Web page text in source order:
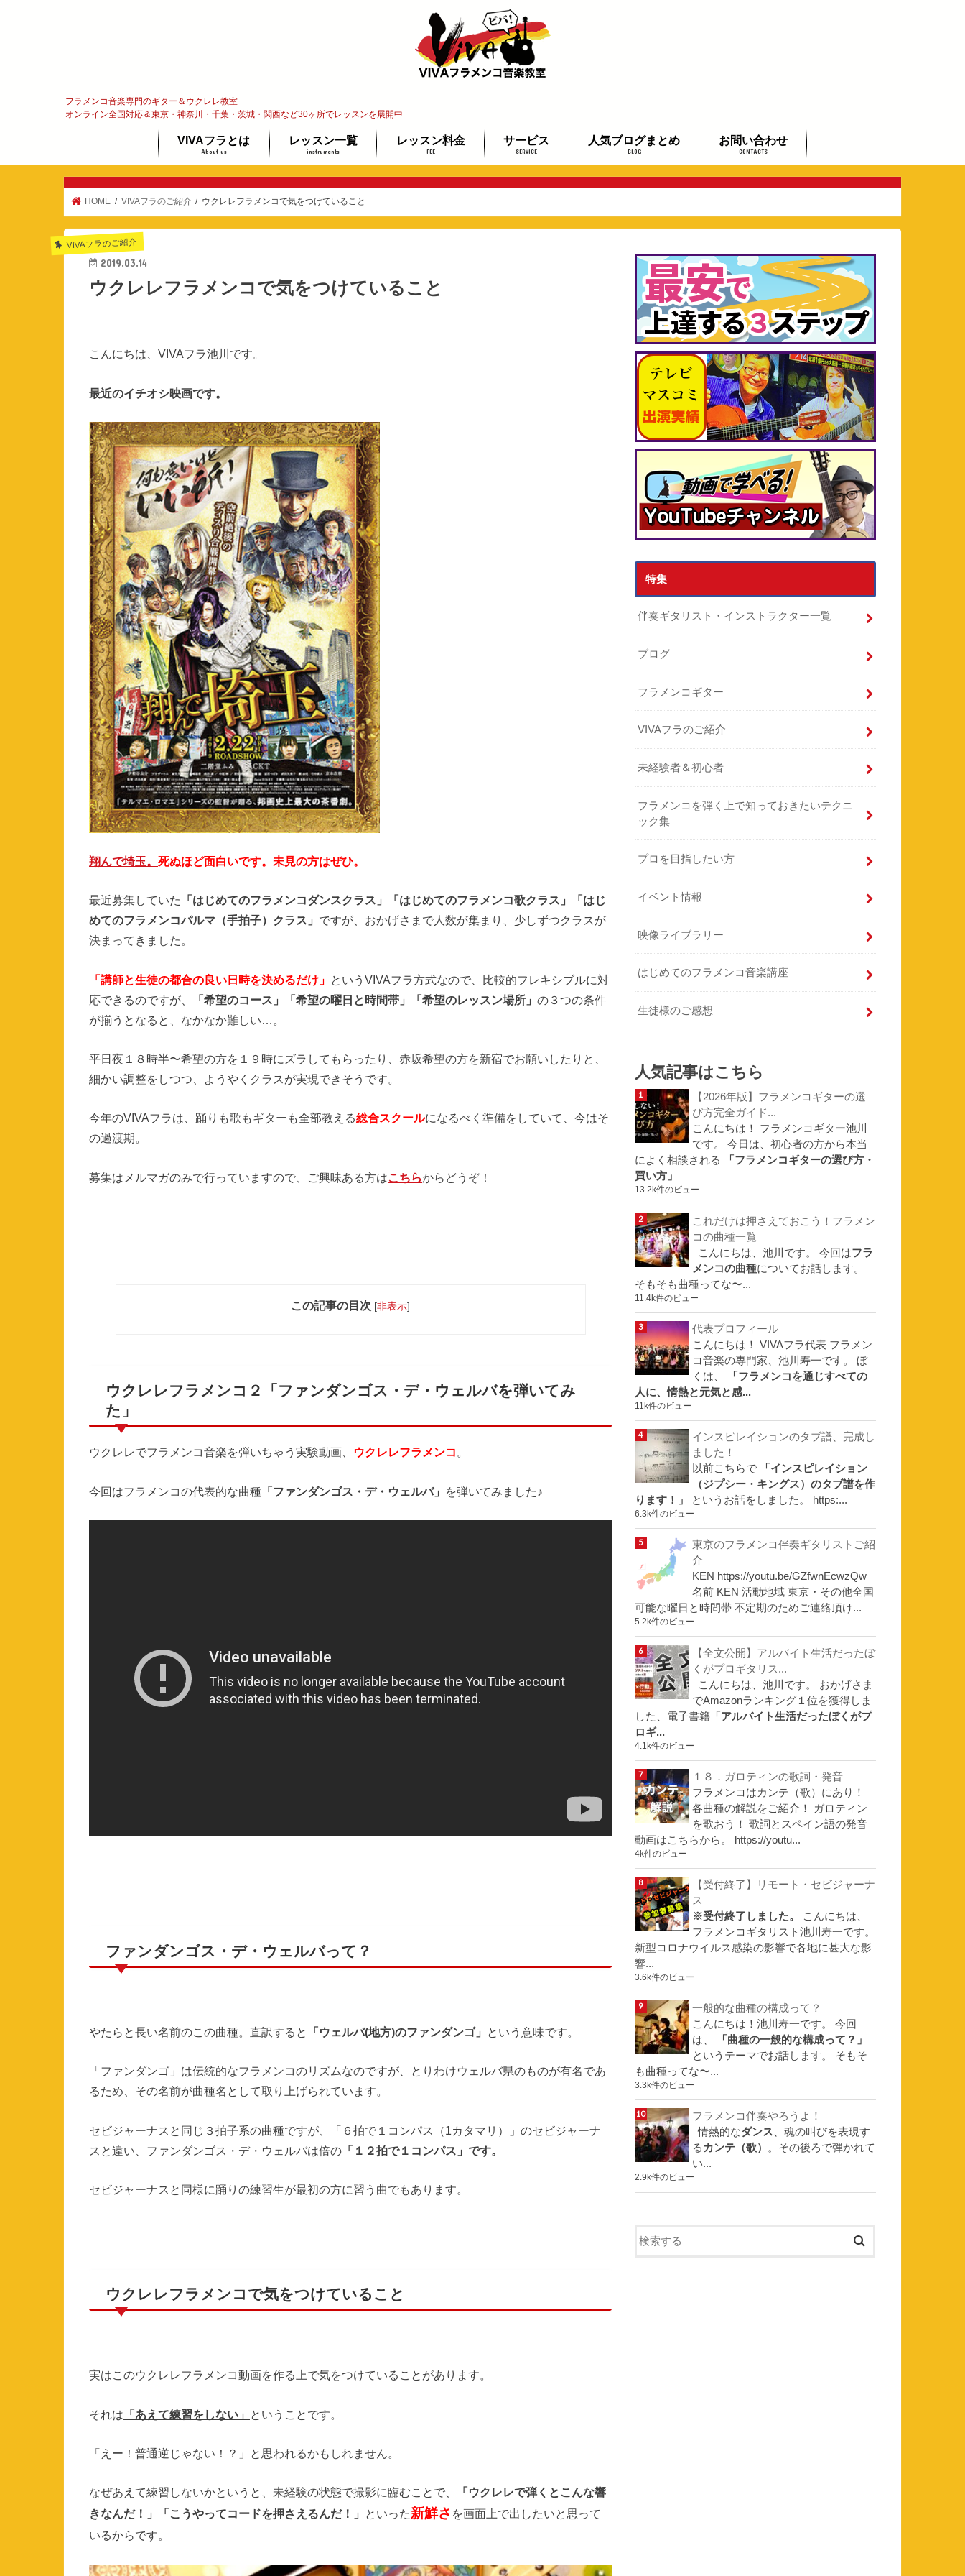
フラメンコ音楽専門のギター＆ウクレレ教室
オンライン全国対応＆東京・神奈川・千葉・茨城・関西など30ヶ所でレッスンを展開中
VIVAフラとは
About us
フラメンコってな〜に？
代表メッセージ
レッスン一覧
instruments
オンラインレッスン
ギター教室
ウクレレ教室
体験レッスン
レッスン料金
FEE
講師紹介
レッスン場所ご案内
サービス
SERVICE
イベント情報
教材ミュージアム
フラメンコギター検定
最安で上達する3ステップ
人気ブログまとめ
BLOG
未経験者＆初心者まとめ
ギター経験者まとめ
プロを目指したい方まとめ
お問い合わせ
CONTACTS
よくあるご質問
全国のギタリストご紹介
芸術鑑賞会承ります
動画で学べるフラメンコ入門
講座
HOME VIVAフラのご紹介 ウクレレフラメンコで気をつけていること
VIVAフラのご紹介
2019.03.14
ウクレレフラメンコで気をつけていること
こんにちは、VIVAフラ池川です。
最近のイチオシ映画です。
翔んで埼玉。 死ぬほど面白いです。未見の方はぜひ。
最近募集していた
「はじめてのフラメンコダンスクラス」「はじめてのフラメンコ歌クラス」「はじ
めてのフラメンコパルマ（手拍子）クラス」 ですが、おかげさまで人数が集まり、少しずつクラスが
決まってきました。
「講師と生徒の都合の良い日時を決めるだけ」 というVIVAフラ方式なので、比較的フレキシブルに対
応できるのですが、
「希望のコース」「希望の曜日と時間帯」「希望のレッスン場所」 の３つの条件
が揃うとなると、なかなか難しい…。
平日夜１８時半〜希望の方を１９時にズラしてもらったり、赤坂希望の方を新宿でお願いしたりと、
細かい調整をしつつ、ようやくクラスが実現できそうです。
今年のVIVAフラは、踊りも歌もギターも全部教える総合スクールになるべく準備をしていて、今はそ
の過渡期。
募集はメルマガのみで行っていますので、ご興味ある方はこちらからどうぞ！
この記事の目次 [非表示]
ウクレレフラメンコ２「ファンダンゴス・デ・ウェルバを弾いてみ
た」
ウクレレでフラメンコ音楽を弾いちゃう実験動画、 ウクレレフラメンコ 。
今回はフラメンコの代表的な曲種 「ファンダンゴス・デ・ウェルバ」 を弾いてみました♪
ファンダンゴス・デ・ウェルバって？
やたらと長い名前のこの曲種。直訳すると 「ウェルバ(地方)のファンダンゴ」 という意味です。
「ファンダンゴ」は伝統的なフラメンコのリズムなのですが、とりわけウェルバ県のものが有名であ
るため、その名前が曲種名として取り上げられています。
セビジャーナスと同じ３拍子系の曲種ですが、「６拍で１コンパス（1カタマリ）」のセビジャーナ
スと違い、ファンダンゴス・デ・ウェルバは倍の 「１２拍で１コンパス」です。
セビジャーナスと同様に踊りの練習生が最初の方に習う曲でもあります。
ウクレレフラメンコで気をつけていること
実はこのウクレレフラメンコ動画を作る上で気をつけていることがあります。
それは 「あえて練習をしない」 ということです。
「えー！普通逆じゃない！？」と思われるかもしれません。
なぜあえて練習しないかというと、未経験の状態で撮影に臨むことで、
「ウクレレで弾くとこんな響
きなんだ！」「こうやってコードを押さえるんだ！」
といった新鮮さ を画面上で出したいと思って
いるからです。
特集
伴奏ギタリスト・インストラクター一覧
ブログ
フラメンコギター
VIVAフラのご紹介
未経験者＆初心者
フラメンコを弾く上で知っておきたいテクニ
ック集
プロを目指したい方
イベント情報
映像ライブラリー
はじめてのフラメンコ音楽講座
生徒様のご感想
人気記事はこちら
【2026年版】フラメンコギターの選
び方完全ガイド...
こんにちは！ フラメンコギター池川
です。 今日は、初心者の方から本当
によく相談される
「フラメンコギターの選び方・
買い方」
13.2k件のビュー
これだけは押さえておこう！フラメン
コの曲種一覧
こんにちは、池川です。 今回はフラ
メンコの曲種についてお話します。
そもそも曲種ってな〜...
11.4k件のビュー
代表プロフィール
こんにちは！ VIVAフラ代表 フラメン
コ音楽の専門家、池川寿一です。 ぼ
くは、
「フラメンコを通じすべての
人に、情熱と元気と感...
11k件のビュー
インスピレイションのタブ譜、完成し
ました！
以前こちらで
「インスピレイション
（ジプシー・キングス）のタブ譜を作
ります！」
というお話をしました。 https:...
6.3k件のビュー
東京のフラメンコ伴奏ギタリストご紹
介
KEN https://youtu.be/GZfwnEcwzQw
名前 KEN 活動地域 東京・その他全国
可能な曜日と時間帯 不定期のためご連絡頂け...
5.2k件のビュー
【全文公開】アルバイト生活だったぼ
くがプロギタリス...
こんにちは、池川です。 おかげさま
でAmazonランキング１位を獲得しま
した、電子書籍 「アルバイト生活だったぼくがプ
ロギ...
4.1k件のビュー
１８．ガロティンの歌詞・発音
フラメンコはカンテ（歌）にあり！
各曲種の解説をご紹介！ ガロティン
を歌おう！ 歌詞とスペイン語の発音
動画はこちらから。 https://youtu...
4k件のビュー
【受付終了】リモート・セビジャーナ
ス
※受付終了しました。
こんにちは、
フラメンコギタリスト池川寿一です。
新型コロナウイルス感染の影響で各地に甚大な影
響...
3.6k件のビュー
一般的な曲種の構成って？
こんにちは！池川寿一です。 今回
は、
「曲種の一般的な構成って？」
というテーマでお話します。 そもそ
も曲種ってな〜...
3.3k件のビュー
フラメンコ伴奏やろうよ！
情熱的なダンス、魂の叫びを表現す
るカンテ（歌） 。その後ろで弾かれて
い...
2.9k件のビュー